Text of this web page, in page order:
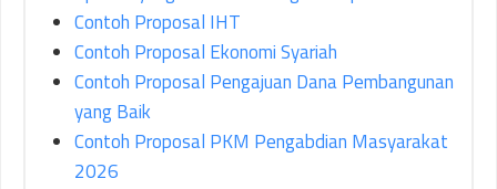
Contoh Proposal IHT
Contoh Proposal Ekonomi Syariah
Contoh Proposal Pengajuan Dana Pembangunan
yang Baik
Contoh Proposal PKM Pengabdian Masyarakat
2026